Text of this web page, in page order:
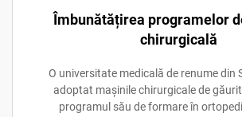
Îmbunătățirea programelor
chirurgicală
O universitate medicală de renume din
adoptat mașinile chirurgicale de
programul său de formare în